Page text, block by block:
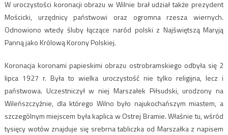
W uroczystości koronacji obrazu w Wilnie brał udział także prezydent
Mościcki, urzędnicy państwowi oraz ogromna rzesza wiernych.
Odnowiono wtedy śluby łączące naród polski z Najświętszą Maryją
Panną jako Królową Korony Polskiej.
Koronacja koronami papieskimi obrazu ostrobramskiego odbyła się 2
lipca 1927 r. Była to wielka uroczystość nie tylko religijna, lecz i
państwowa. Uczestniczył w niej Marszałek Piłsudski, urodzony na
Wileńszczyźnie, dla którego Wilno było najukochańszym miastem, a
szczególnym miejscem była kaplica w Ostrej Bramie. Właśnie tu, wśród
tysięcy wotów znajduje się srebrna tabliczka od Marszałka z napisem